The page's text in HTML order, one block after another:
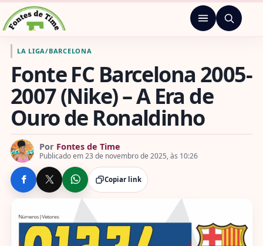
Pular para o conteúdo
Ir para a página inicial de Fontes de Time
Menu
LA LIGA/BARCELONA
Fonte FC Barcelona 2005-
2007 (Nike) – A Era de
Ouro de Ronaldinho
Por Fontes de Time
Publicado em 23 de novembro de 2025, às 10:26
COMPARTILHE Copiar link